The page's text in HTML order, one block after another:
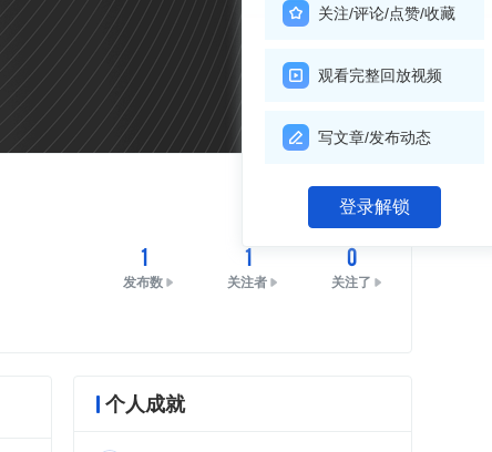
关注/评论/点赞/收藏
观看完整回放视频
写文章/发布动态
登录解锁
关注
1
发布数
1
关注者
0
关注了
个人成就